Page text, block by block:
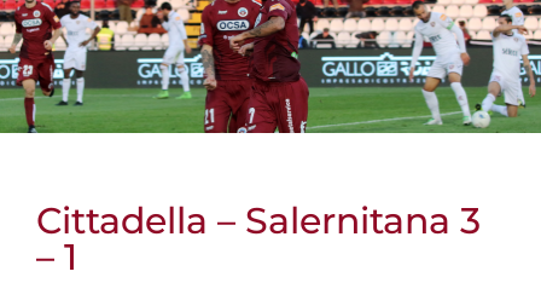
Cittadella – Salernitana 3
– 1